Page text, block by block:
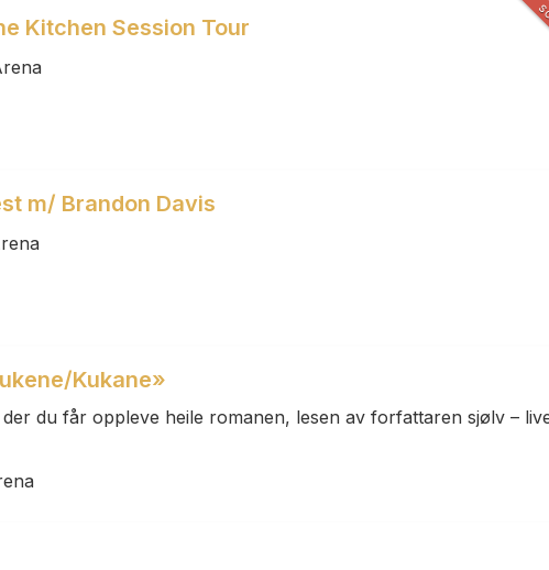
Kitchen Session Tour
m/ Brandon Davis
Kukane»
du får oppleve heile romanen, lesen av forfattaren sjølv –